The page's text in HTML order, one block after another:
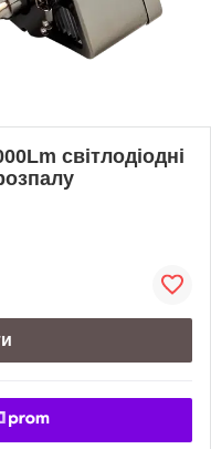
світлодіодні